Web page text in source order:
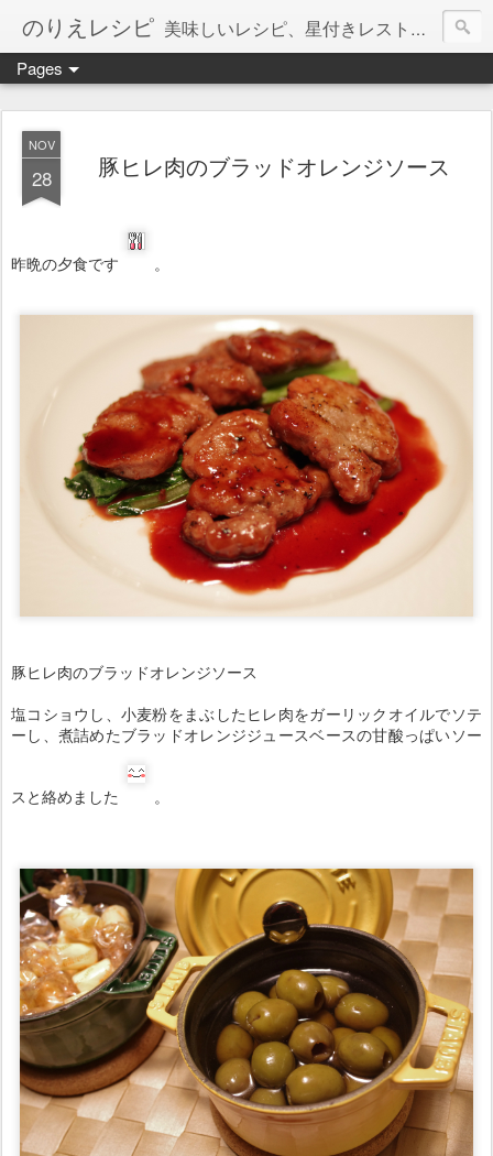
のりえレシピ 美味しいレシピ、星付きレストラン、絶品お取り寄せを紹介しています。
Pages
NOV
28 豚ヒレ肉のブラッドオレンジソース
昨晩の夕食です 。
豚ヒレ肉のブラッドオレンジソース
塩コショウし、小麦粉をまぶしたヒレ肉をガーリックオイルでソテ
ーし、煮詰めたブラッドオレンジジュースベースの甘酸っぱいソー
スと絡めました 。